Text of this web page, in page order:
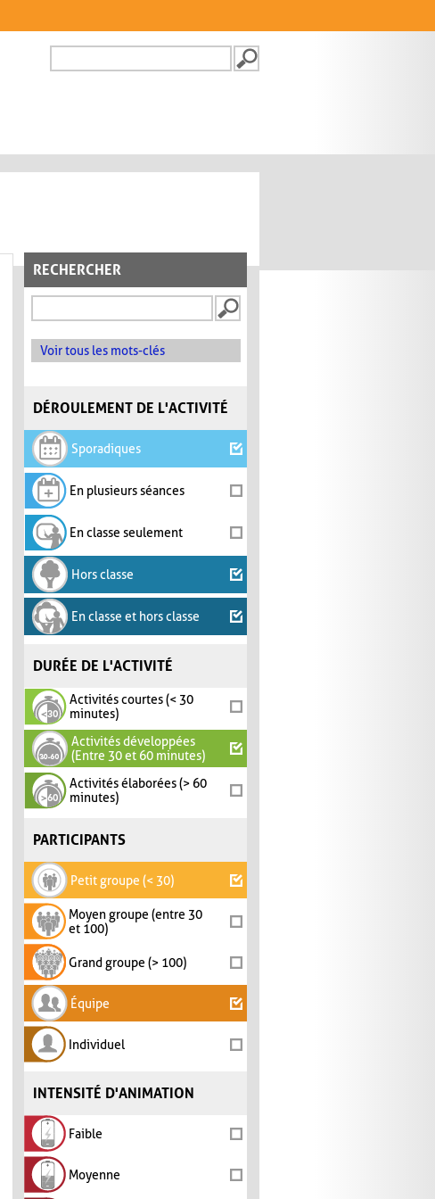
FORMULAIRE DE
RECHERCHER
Voir tous les mots-clés
DÉROULEMENT DE L'ACTIVITÉ
Sporadiques
En plusieurs séances
En classe seulement
Hors classe
En classe et hors classe
DURÉE DE L'ACTIVITÉ
Activités courtes (< 30
minutes)
Activités développées
(Entre 30 et 60 minutes)
Activités élaborées (> 60
minutes)
PARTICIPANTS
Petit groupe (< 30)
Moyen groupe (entre 30
et 100)
Grand groupe (> 100)
Équipe
Individuel
INTENSITÉ D'ANIMATION
Faible
Moyenne